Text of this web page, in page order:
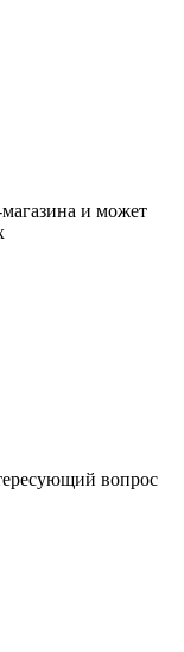
и может
вопрос